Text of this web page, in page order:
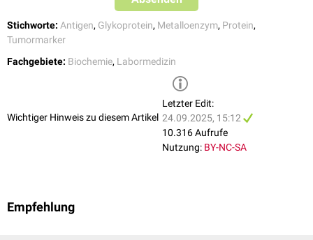
Stichworte: Antigen, Glykoprotein, Metalloenzym, Protein,
Tumormarker
Fachgebiete: Biochemie, Labormedizin
Wichtiger Hinweis zu diesem Artikel
Letzter Edit:
24.09.2025, 15:12
10.316 Aufrufe
Nutzung: BY-NC-SA
Empfehlung